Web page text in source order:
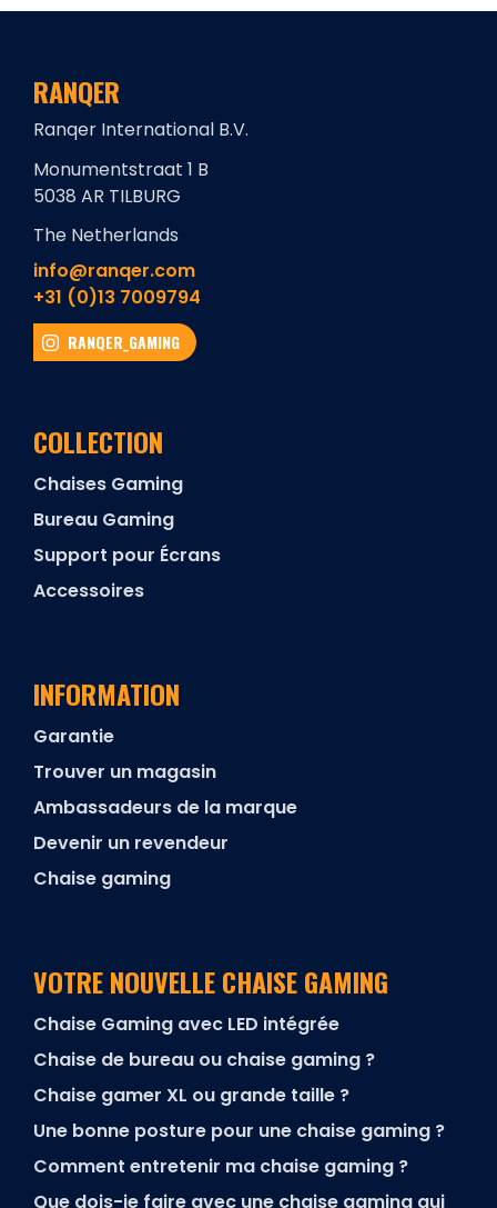
RANQER
Ranqer International B.V.
Monumentstraat 1 B
5038 AR TILBURG
The Netherlands
info@ranqer.com
+31 (0)13 7009794
RANQER_GAMING
COLLECTION
Chaises Gaming
Bureau Gaming
Support pour Écrans
Accessoires
INFORMATION
Garantie
Trouver un magasin
Ambassadeurs de la marque
Devenir un revendeur
Chaise gaming
VOTRE NOUVELLE CHAISE GAMING
Chaise Gaming avec LED intégrée
Chaise de bureau ou chaise gaming ?
Chaise gamer XL ou grande taille ?
Une bonne posture pour une chaise gaming ?
Comment entretenir ma chaise gaming ?
Que dois-je faire avec une chaise gaming qui